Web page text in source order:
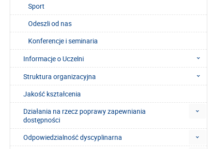
Sport
Odeszli od nas
Konferencje i seminaria
Informacje o Uczelni
Struktura organizacyjna
Jakość kształcenia
Działania na rzecz poprawy zapewniania
dostępności
Odpowiedzialność dyscyplinarna